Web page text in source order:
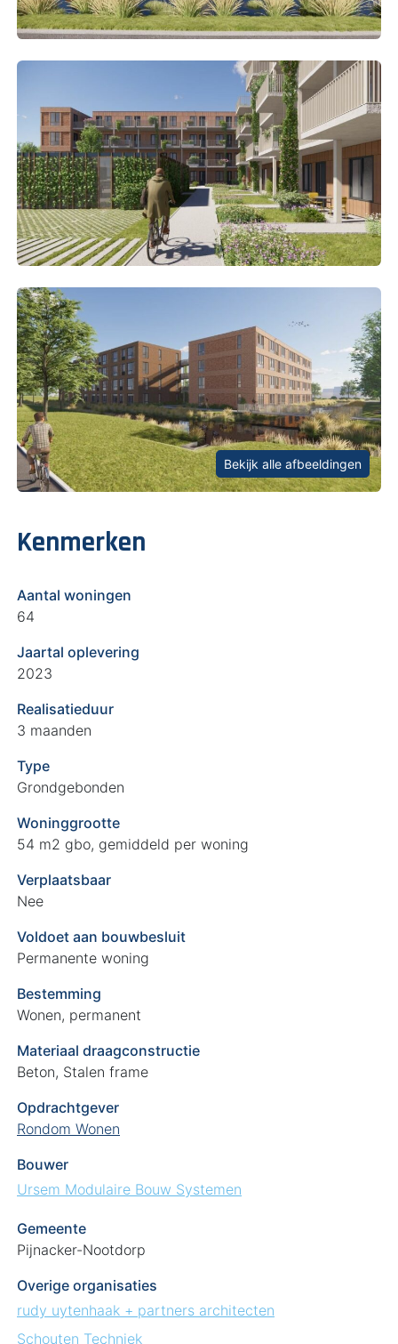
Bekijk alle afbeeldingen
Kenmerken
Aantal woningen
64
Jaartal oplevering
2023
Realisatieduur
3 maanden
Type
Grondgebonden
Woninggrootte
54 m2 gbo, gemiddeld per woning
Verplaatsbaar
Nee
Voldoet aan bouwbesluit
Permanente woning
Bestemming
Wonen, permanent
Materiaal draagconstructie
Beton, Stalen frame
Opdrachtgever
Rondom Wonen
Bouwer
Ursem Modulaire Bouw Systemen
Gemeente
Pijnacker-Nootdorp
Overige organisaties
rudy uytenhaak + partners architecten
Schouten Techniek